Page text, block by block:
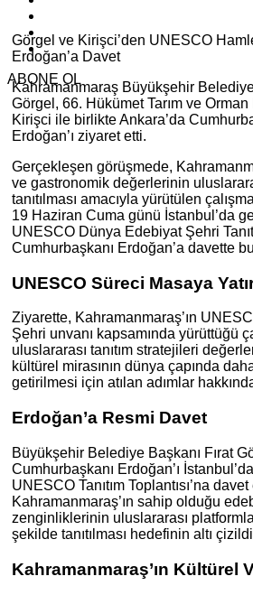
ABONE OL
Görgel ve Kirişci’den UNESCO
Erdoğan’a Davet
Kahramanmaraş Büyükşehir Belediye
Görgel, 66. Hükümet Tarım ve
Kirişci ile birlikte Ankara’da
Erdoğan’ı ziyaret etti.
Gerçekleşen görüşmede,
ve gastronomik değerlerinin
tanıtılması amacıyla yürütülen
19 Haziran Cuma günü İstanbul’da
UNESCO Dünya Edebiyat Şehri
Cumhurbaşkanı Erdoğan’a davette
UNESCO Süreci Masaya
Ziyarette, Kahramanmaraş’ın
Şehri unvanı kapsamında yürüttüğü
uluslararası tanıtım stratejileri
kültürel mirasının dünya çapında
getirilmesi için atılan adımlar
Erdoğan’a Resmi Davet
Büyükşehir Belediye Başkanı Fırat
Cumhurbaşkanı Erdoğan’ı
UNESCO Tanıtım Toplantısı’na
Kahramanmaraş’ın sahip olduğu
zenginliklerinin uluslararası
şekilde tanıtılması hedefinin altı
Kahramanmaraş’ın Kültürel